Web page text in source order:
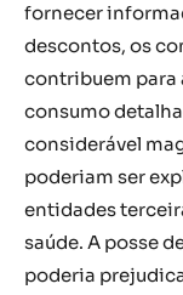
fornecer
descontos, os
contribuem para
consumo
considerável
poderiam ser
entidades
saúde. A posse
poderia